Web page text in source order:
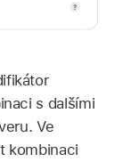
s dalšími
Ve
kombinaci